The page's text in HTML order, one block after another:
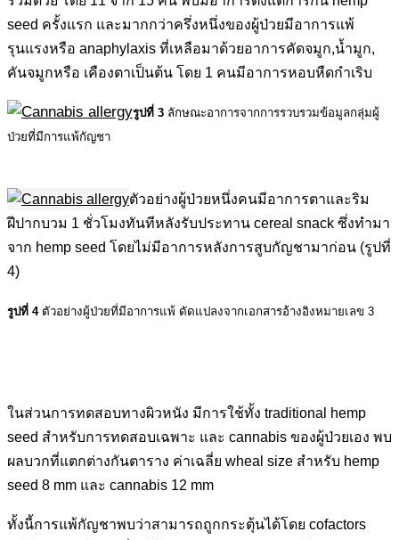
seed ครั้งแรก และมากกว่าครึ่งหนึ่งของผู้ป่วยมีอาการแพ้
รุนแรงหรือ anaphylaxis ที่เหลือมาด้วยอาการคัดจมูก,น้ำมูก,
คันจมูกหรือ เคืองตาเป็นต้น โดย 1 คนมีอาการหอบหืดกำเริบ
รูปที่ 3 ลักษณะอาการจากการรวบรวมข้อมูลกลุ่มผู้
ป่วยที่มีการแพ้กัญชา
ตัวอย่างผู้ป่วยหนึ่งคนมีอาการตาและริม
ฝีปากบวม 1 ชั่วโมงทันทีหลังรับประทาน cereal snack ซึ่งทำมา
จาก hemp seed โดยไม่มีอาการหลังการสูบกัญชามาก่อน (รูปที่
4)
รูปที่ 4ตัวอย่างผู้ป่วยที่มีอาการแพ้ ดัดแปลงจากเอกสารอ้างอิงหมายเลข 3
ในส่วนการทดสอบทางผิวหนัง มีการใช้ทั้ง traditional hemp
seed สำหรับการทดสอบเฉพาะ และ cannabis ของผู้ป่วยเอง พบ
ผลบวกที่แตกต่างกันตาราง ค่าเฉลี่ย wheal size สำหรับ hemp
seed 8 mm และ cannabis 12 mm
ทั้งนี้การแพ้กัญชาพบว่าสามารถถูกกระตุ้นได้โดย cofactors